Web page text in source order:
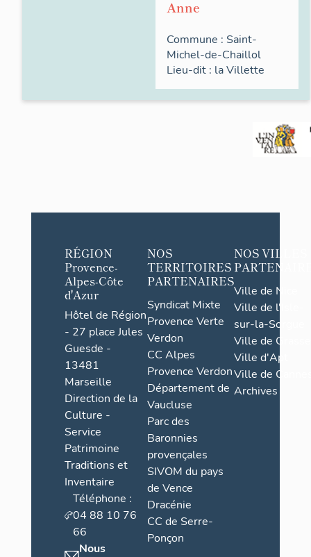
Anne
Commune : Saint-
Michel-de-Chaillol
Lieu-dit : laVillette
RÉGION
Provence-
Alpes-Côte
d'Azur
Hôtel de Région
- 27 place Jules
Guesde -
13481
Marseille
Direction de la
Culture -
Service
Patrimoine
Traditions et
Inventaire
Téléphone :
04 88 10 76
66
Nous
NOS
TERRITOIRES
PARTENAIRES
Syndicat Mixte
Provence Verte
Verdon
CC Alpes
Provence Verdon
Département de
Vaucluse
Parc des
Baronnies
provençales
SIVOM du pays
de Vence
Dracénie
CC de Serre-
Ponçon
NOS VILLES
Ville de Nice
Ville de l'Isle-
sur-la-Sorgue
Ville de Grasse
Ville d'Apt
Ville de
Archives